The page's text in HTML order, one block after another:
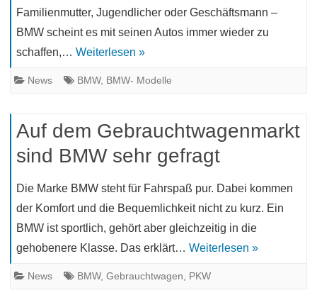
Familienmutter, Jugendlicher oder Geschäftsmann –
BMW scheint es mit seinen Autos immer wieder zu
schaffen,… Weiterlesen »
News BMW, BMW- Modelle
Auf dem Gebrauchtwagenmarkt
sind BMW sehr gefragt
Die Marke BMW steht für Fahrspaß pur. Dabei kommen
der Komfort und die Bequemlichkeit nicht zu kurz. Ein
BMW ist sportlich, gehört aber gleichzeitig in die
gehobenere Klasse. Das erklärt… Weiterlesen »
News BMW, Gebrauchtwagen PKW